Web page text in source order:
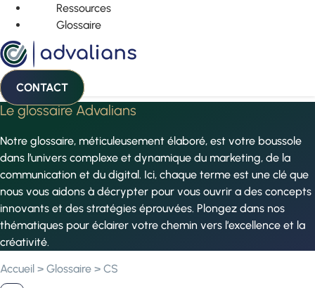
Ressources
Glossaire
CONTACT
Le glossaire Advalians
Notre glossaire, méticuleusement élaboré, est votre boussole
dans l’univers complexe et dynamique du marketing, de la
communication et du digital. Ici, chaque terme est une clé que
nous vous aidons à décrypter pour vous ouvrir a des concepts
innovants et des stratégies éprouvées. Plongez dans nos
thématiques pour éclairer votre chemin vers l’excellence et la
créativité.
Accueil > Glossaire > CS